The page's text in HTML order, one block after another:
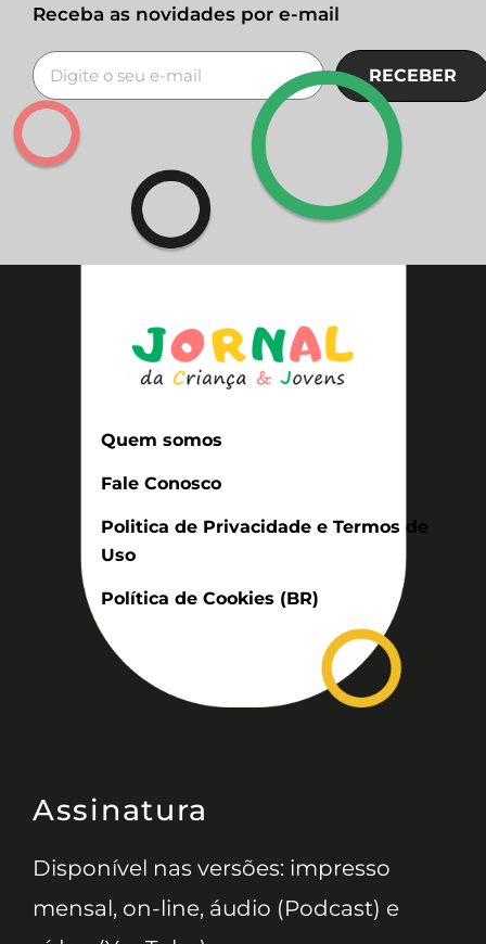
Receba as novidades por e-mail
RECEBER
Quem somos
Fale Conosco
Politica de Privacidade e Termos de
Uso
Política de Cookies (BR)
Assinatura
Disponível nas versões: impresso
mensal, on-line, áudio (Podcast) e